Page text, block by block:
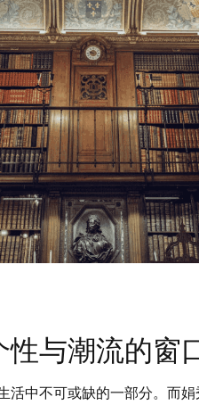
与潮流的窗
活中不可或缺的一部分。而